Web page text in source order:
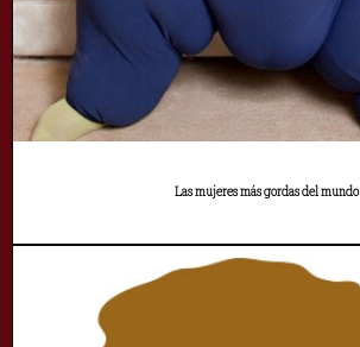
Las mujeres más gordas del mundo